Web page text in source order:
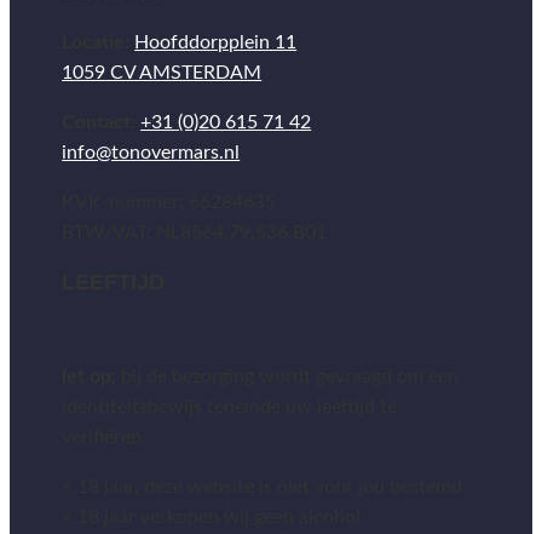
Hoofddorpplein 11
1059 CV AMSTERDAM
+31 (0)20 615 71 42
info@tonovermars.nl